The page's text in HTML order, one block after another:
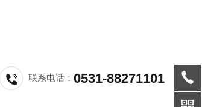
联系电话：0531-88271101